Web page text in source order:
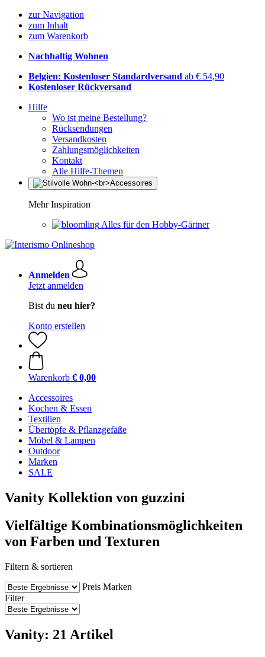
zur Navigation
zum Inhalt
zum Warenkorb
Nachhaltig Wohnen
Belgien: Kostenloser Standardversand ab € 54,90
Kostenloser Rückversand
Hilfe
Wo ist meine Bestellung?
Rücksendungen
Versandkosten
Zahlungsmöglichkeiten
Kontakt
Alle Hilfe-Themen
Mehr Inspiration
Alles für den Hobby-Gärtner
Anmelden
Jetzt anmelden
Bist du neu hier?
Konto erstellen
Warenkorb € 0,00
Accessoires
Kochen & Essen
Textilien
Übertöpfe & Pflanzgefäße
Möbel & Lampen
Outdoor
Marken
SALE
Vanity Kollektion von guzzini
Vielfältige Kombinationsmöglichkeiten
von Farben und Texturen
Filtern & sortieren
Preis Marken
Filter
Vanity: 21 Artikel